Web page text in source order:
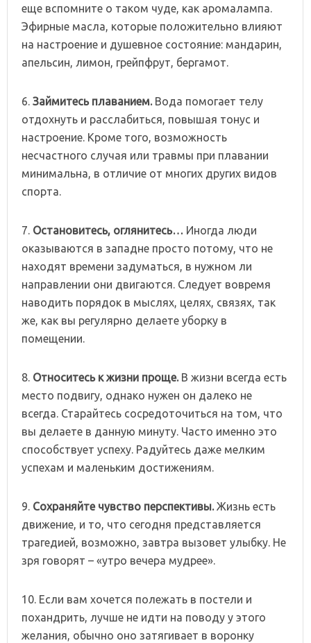
еще вспомните о таком чуде, как аромалампа.
Эфирные масла, которые положительно влияют
на настроение и душевное состояние: мандарин,
апельсин, лимон, грейпфрут, бергамот.
6. Займитесь плаванием.Вода помогает телу
отдохнуть и расслабиться, повышая тонус и
настроение. Кроме того, возможность
несчастного случая или травмы при плавании
минимальна, в отличие от многих других видов
спорта.
7. Остановитесь, оглянитесь… Иногда люди
оказываются в западне просто потому, что не
находят времени задуматься, в нужном ли
направлении они двигаются. Следует вовремя
наводить порядок в мыслях, целях, связях, так
же, как вы регулярно делаете уборку в
помещении.
8. Относитесь к жизни проще. В жизни всегда есть
место подвигу, однако нужен он далеко не
всегда. Старайтесь сосредоточиться на том, что
вы делаете в данную минуту. Часто именно это
способствует успеху. Радуйтесь даже мелким
успехам и маленьким достижениям.
9. Сохраняйте чувство перспективы.Жизнь есть
движение, и то, что сегодня представляется
трагедией, возможно, завтра вызовет улыбку. Не
зря говорят – «утро вечера мудрее».
10. Если вам хочется полежать в постели и
похандрить, лучше не идти на поводу у этого
желания, обычно оно затягивает в воронку